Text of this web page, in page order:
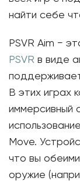
найти себе
PSVR Aim −
PSVR в виде
В этих играх
иммерсивный
Move.
что вы
оружие